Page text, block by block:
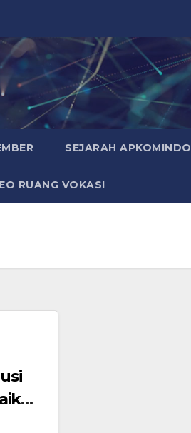
SEJARAH APKOMINDO
RUANG VOKASI